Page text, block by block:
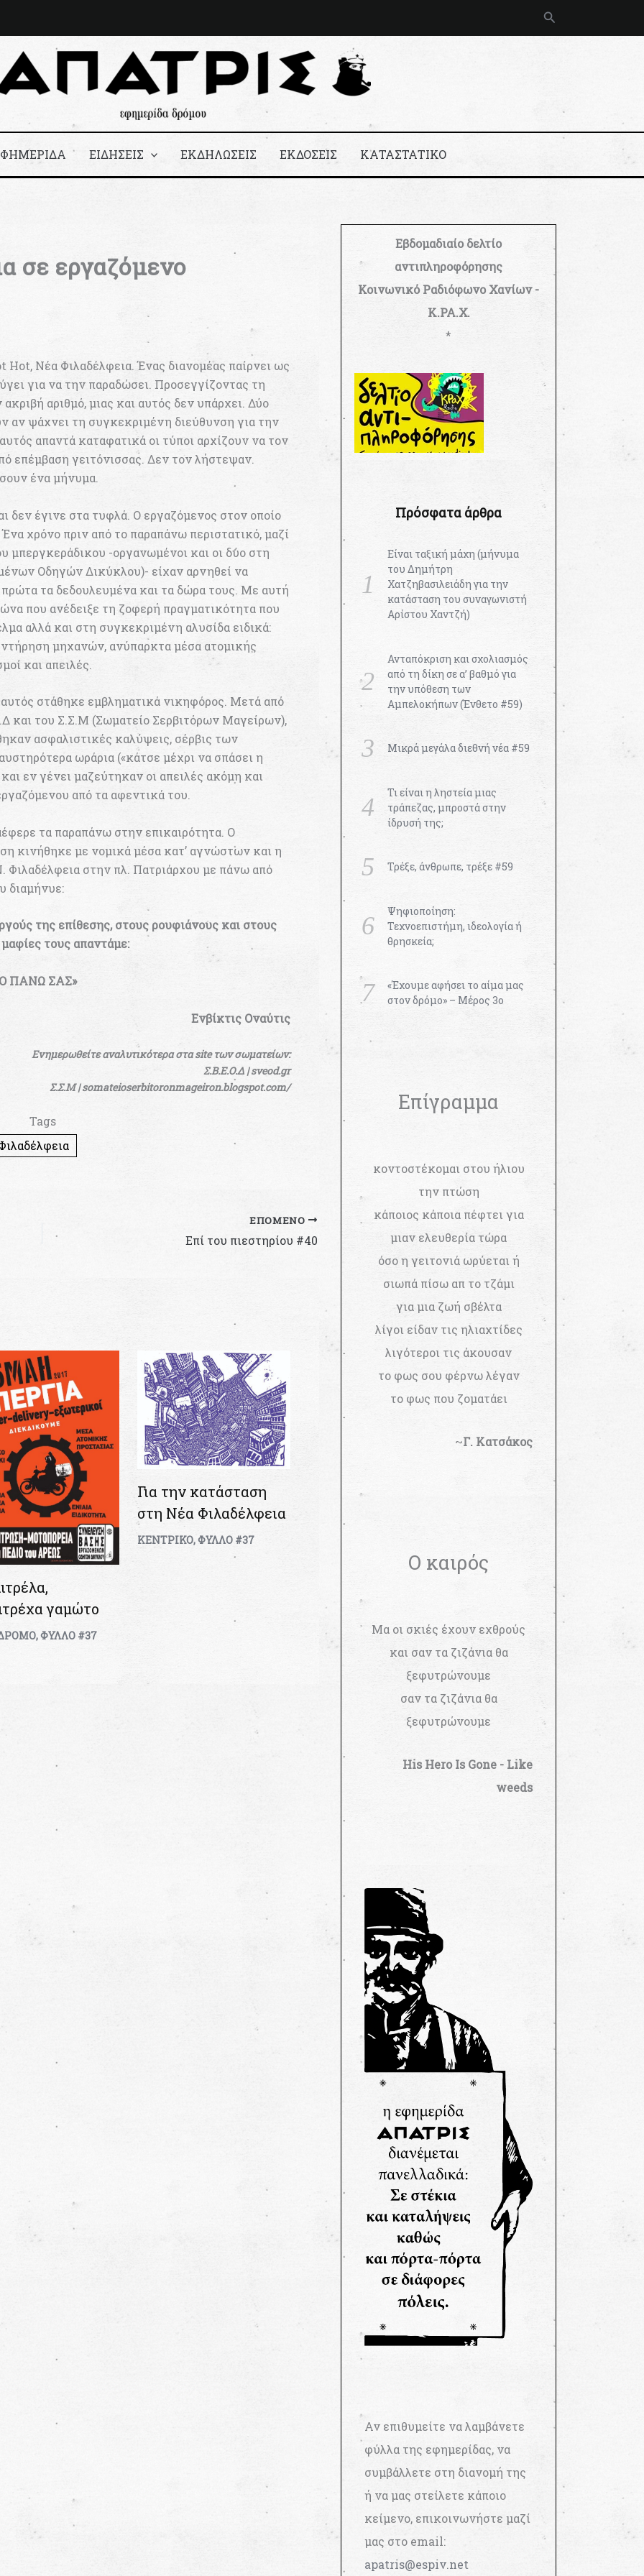
Αναζήτηση
ΕΙΔΗΣΕΙΣ ΕΚΔΗΛΩΣΕΙΣ ΕΚΔΟΣΕΙΣ ΚΑΤΑΣΤΑΤΙΚΟ
σε εργαζόμενο
Hot, Νέα Φιλαδέλφεια. Ένας διανομέας παίρνει ως
για να την παραδώσει. Προσεγγίζοντας τη
αριθμό, μιας και αυτός δεν υπάρχει. Δύο
αν ψάχνει τη συγκεκριμένη διεύθυνση για την
απαντά καταφατικά οι τύποι αρχίζουν να τον
επέμβαση γειτόνισσας. Δεν τον λήστεψαν.
ένα μήνυμα.
δεν έγινε στα τυφλά. Ο εργαζόμενος στον οποίο
χρόνο πριν από το παραπάνω περιστατικό, μαζί
μπεργκεράδικου -οργανωμένοι και οι δύο στη
Οδηγών Δικύκλου)- είχαν αρνηθεί να
τα δεδουλευμένα και τα δώρα τους. Με αυτή
που ανέδειξε τη ζοφερή πραγματικότητα που
αλλά και στη συγκεκριμένη αλυσίδα ειδικά:
μηχανών, ανύπαρκτα μέσα ατομικής
και απειλές.
στάθηκε εμβληματικά νικηφόρος. Μετά από
και του Σ.Σ.Μ (Σωματείο Σερβιτόρων Μαγείρων),
ασφαλιστικές καλύψεις, σέρβις των
ωράρια («κάτσε μέχρι να σπάσει η
εν γένει μαζεύτηκαν οι απειλές ακόμη και
από τα αφεντικά του.
τα παραπάνω στην επικαιρότητα. Ο
κινήθηκε με νομικά μέσα κατ’ αγνώστων και η
στην πλ. Πατριάρχου με πάνω από
διαμήνυε:
της επίθεσης, στους ρουφιάνους και στους
τους απαντάμε:
ΠΑΝΩ ΣΑΣ»
Ενβίκτις Οναύτις
Ενημερωθείτε αναλυτικότερα στα site των σωματείων:
Σ.Β.Ε.Ο.Δ | sveod.gr
Σ.Σ.Μ | somateioserbitoronmageiron.blogspot.com/
Tags
ΕΠΌΜΕΝΟ
Επί του πιεστηρίου #40
γαμώτο
,ΦΥΛΛΟ #37
Για την κατάσταση
στη Νέα Φιλαδέλφεια
ΚΕΝΤΡΙΚΟ,ΦΥΛΛΟ #37
Εβδομαδιαίο δελτίο
αντιπληροφόρησης
Κοινωνικό Ραδιόφωνο Χανίων -
Κ.ΡΑ.Χ.
*
Πρόσφατα άρθρα
Είναι ταξική μάχη (μήνυμα
του Δημήτρη
Χατζηβασιλειάδη για την
κατάσταση του συναγωνιστή
Αρίστου Χαντζή)
Ανταπόκριση και σχολιασμός
από τη δίκη σε α’ βαθμό για
την υπόθεση των
Αμπελοκήπων (Ένθετο #59)
Μικρά μεγάλα διεθνή νέα #59
Τι είναι η ληστεία μιας
τράπεζας, μπροστά στην
ίδρυσή της;
Τρέξε, άνθρωπε, τρέξε #59
Ψηφιοποίηση:
Τεχνοεπιστήμη, ιδεολογία ή
θρησκεία;
«Έχουμε αφήσει το αίμα μας
στον δρόμο» – Μέρος 3ο
Επίγραμμα
κοντοστέκομαι στου ήλιου
την πτώση
κάποιος κάποια πέφτει για
μιαν ελευθερία τώρα
όσο η γειτονιά ωρύεται ή
σιωπά πίσω απ το τζάμι
για μια ζωή σβέλτα
λίγοι είδαν τις ηλιαχτίδες
λιγότεροι τις άκουσαν
το φως σου φέρνω λέγαν
το φως που ζοματάει
~Γ. Κατσάκος
Ο καιρός
Μα οι σκιές έχουν εχθρούς
και σαν τα ζιζάνια θα
ξεφυτρώνουμε
σαν τα ζιζάνια θα
ξεφυτρώνουμε
His Hero Is Gone - Like
weeds
Αν επιθυμείτε να λαμβάνετε
φύλλα της εφημερίδας, να
συμβάλλετε στη διανομή της
ή να μας στείλετε κάποιο
κείμενο, επικοινωνήστε μαζί
μας στο email:
apatris@espiv.net